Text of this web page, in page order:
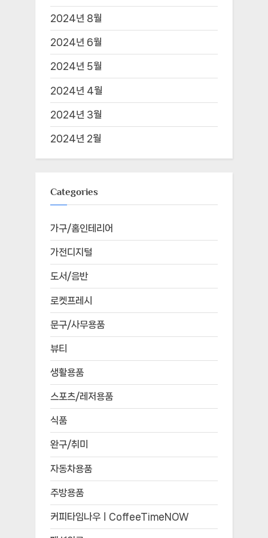
2024년 8월
2024년 6월
2024년 5월
2024년 4월
2024년 3월
2024년 2월
Categories
가구/홈인테리어
가전디지털
도서/음반
로켓프레시
문구/사무용품
뷰티
생활용품
스포츠/레저용품
식품
완구/취미
자동차용품
주방용품
커피타임나우ㅣCoffeeTimeNOW